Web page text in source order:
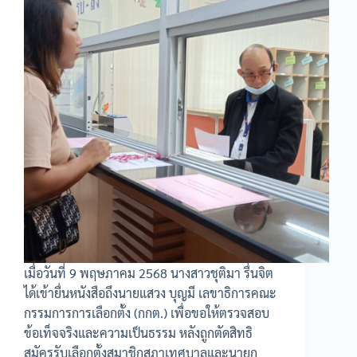
เมื่อวันที่ 9 พฤษภาคม 2568 นางสาวชุติมา รื่นจิต
ได้เข้ายื่นหนังสือถึงนายแสวง บุญมี เลขาธิการคณะ
กรรมการการเลือกตั้ง (กกต.) เพื่อขอให้ตรวจสอบ
ข้อเท็จจริงและความเป็นธรรม หลังถูกตัดสิทธิ
สมัครรับเลือกตั้งสมาชิกสภาเทศบาลและนายก